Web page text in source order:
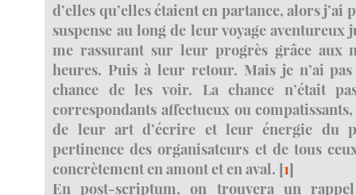
d’elles qu’elles étaient en partance, alors j’ai
suspense au long de leur voyage aventureux
me rassurant sur leur progrès grâce aux
heures. Puis à leur retour. Mais je n’ai
chance de les voir. La chance n’était
correspondants affectueux ou
de leur art d’écrire et leur énergie du
pertinence des organisateurs et de tous
concrètement en amont et en aval. [1]
En post-scriptum, on trouvera un